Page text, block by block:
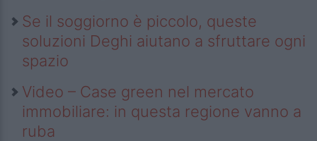
Se il soggiorno è piccolo, queste
soluzioni Deghi aiutano a sfruttare ogni
spazio
Video – Case green nel mercato
immobiliare: in questa regione vanno a
ruba